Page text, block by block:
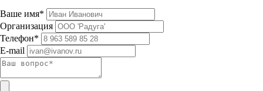
Ваше имя*
Организация
Телефон*
E-mail